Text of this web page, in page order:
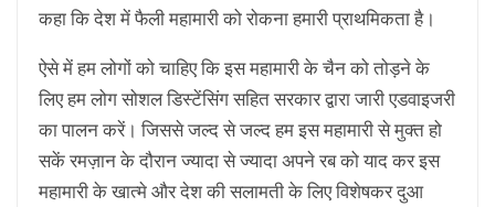
कहा कि देश में फैली महामारी को रोकना हमारी प्राथमिकता है।
ऐसे में हम लोगों को चाहिए कि इस महामारी के चैन को तोड़ने के
लिए हम लोग सोशल डिस्टेंसिंग सहित सरकार द्वारा जारी एडवाइजरी
का पालन करें। जिससे जल्द से जल्द हम इस महामारी से मुक्त हो
सकें रमज़ान के दौरान ज्यादा से ज्यादा अपने रब को याद कर इस
महामारी के खात्मे और देश की सलामती के लिए विशेषकर दुआ